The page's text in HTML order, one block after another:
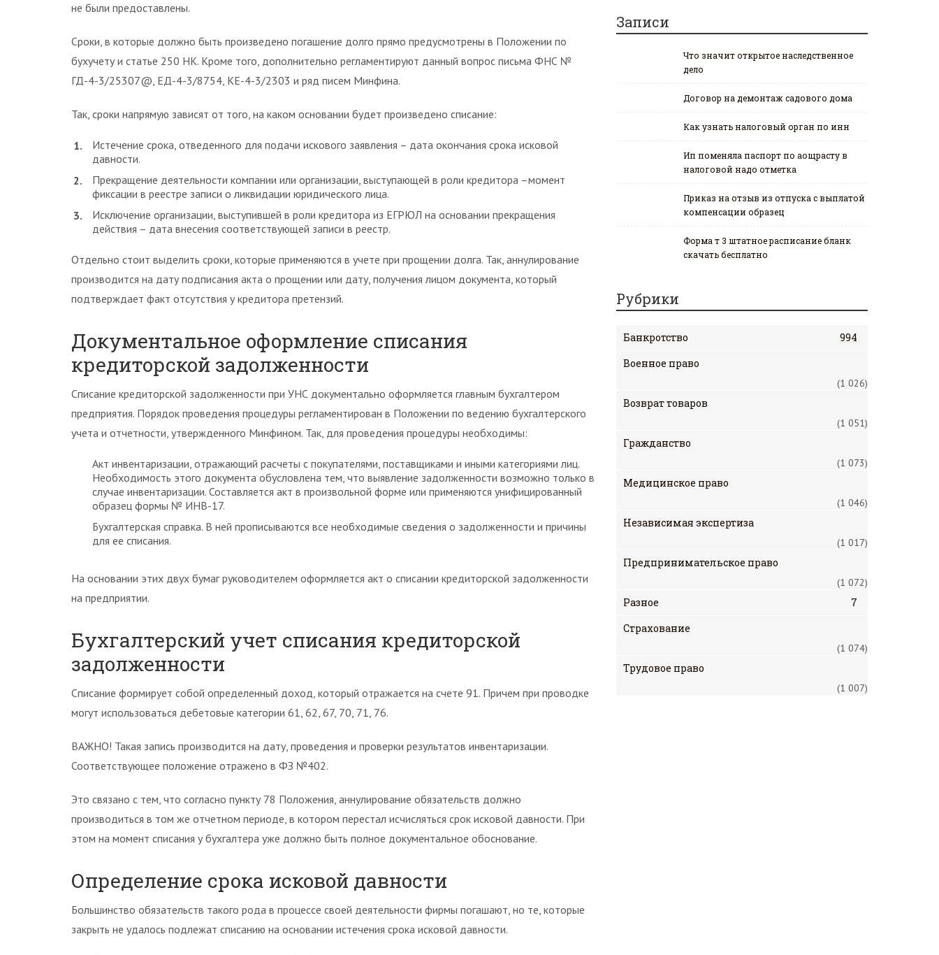
не были предоставлены.
Сроки, в которые должно быть произведено погашение долго прямо предусмотрены в Положении по
бухучету и статье 250 НК. Кроме того, дополнительно регламентируют данный вопрос письма ФНС №
ГД-4-3/25307@, ЕД-4-3/8754, КЕ-4-3/2303 и ряд писем Минфина.
Так, сроки напрямую зависят от того, на каком основании будет произведено списание:
Истечение срока, отведенного для подачи искового заявления – дата окончания срока исковой
давности.
Прекращение деятельности компании или организации, выступающей в роли кредитора –момент
фиксации в реестре записи о ликвидации юридического лица.
Исключение организации, выступившей в роли кредитора из ЕГРЮЛ на основании прекращения
действия – дата внесения соответствующей записи в реестр.
Отдельно стоит выделить сроки, которые применяются в учете при прощении долга. Так, аннулирование
производится на дату подписания акта о прощении или дату, получения лицом документа, который
подтверждает факт отсутствия у кредитора претензий.
Документальное оформление списания
кредиторской задолженности
Списание кредиторской задолженности при УНС документально оформляется главным бухгалтером
предприятия. Порядок проведения процедуры регламентирован в Положении по ведению бухгалтерского
учета и отчетности, утвержденного Минфином. Так, для проведения процедуры необходимы:
Акт инвентаризации, отражающий расчеты с покупателями, поставщиками и иными категориями лиц.
Необходимость этого документа обусловлена тем, что выявление задолженности возможно только в
случае инвентаризации. Составляется акт в произвольной форме или применяются унифицированный
образец формы № ИНВ-17.
Бухгалтерская справка. В ней прописываются все необходимые сведения о задолженности и причины
для ее списания.
На основании этих двух бумаг руководителем оформляется акт о списании кредиторской задолженности
на предприятии.
Бухгалтерский учет списания кредиторской
задолженности
Списание формирует собой определенный доход, который отражается на счете 91. Причем при проводке
могут использоваться дебетовые категории 61, 62, 67, 70, 71, 76.
ВАЖНО! Такая запись производится на дату, проведения и проверки результатов инвентаризации.
Соответствующее положение отражено в ФЗ №402.
Это связано с тем, что согласно пункту 78 Положения, аннулирование обязательств должно
производиться в том же отчетном периоде, в котором перестал исчисляться срок исковой давности. При
этом на момент списания у бухгалтера уже должно быть полное документальное обоснование.
Определение срока исковой давности
Большинство обязательств такого рода в процессе своей деятельности фирмы погашают, но те, которые
закрыть не удалось подлежат списанию на основании истечения срока исковой давности.
Записи
Что значит открытое наследственное
дело
Договор на демонтаж садового дома
Как узнать налоговый орган по инн
Ип поменяла паспорт по аощрасту в
налоговой надо отметка
Приказ на отзыв из отпуска с выплатой
компенсации образец
Форма т 3 штатное расписание бланк
скачать бесплатно
Рубрики
Банкротство
994
Военное право
(1 026)
Возврат товаров
(1 051)
Гражданство
(1 073)
Медицинское право
(1 046)
Независимая экспертиза
(1 017)
Предпринимательское право
(1 072)
Разное
7
Страхование
(1 074)
Трудовое право
(1 007)